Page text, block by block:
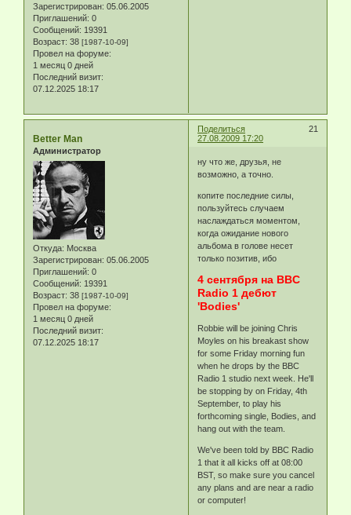
Зарегистрирован: 05.06.2005
Приглашений: 0
Сообщений: 19391
Возраст: 38 [1987-10-09]
Провел на форуме:
1 месяц 0 дней
Последний визит:
07.12.2025 18:17
Поделиться
21
27.08.2009 17:20
Better Man
Администратор
Откуда: Москва
Зарегистрирован: 05.06.2005
Приглашений: 0
Сообщений: 19391
Возраст: 38 [1987-10-09]
Провел на форуме:
1 месяц 0 дней
Последний визит:
07.12.2025 18:17
ну что же, друзья, не
возможно, а точно.
копите последние силы,
пользуйтесь случаем
наслаждаться моментом,
когда ожидание нового
альбома в голове несет
только позитив, ибо
4 сентября на BBC
Radio 1 дебют
'Bodies'
Robbie will be joining Chris
Moyles on his breakast show
for some Friday morning fun
when he drops by the BBC
Radio 1 studio next week. He'll
be stopping by on Friday, 4th
September, to play his
forthcoming single, Bodies, and
hang out with the team.
We've been told by BBC Radio
1 that it all kicks off at 08:00
BST, so make sure you cancel
any plans and are near a radio
or computer!